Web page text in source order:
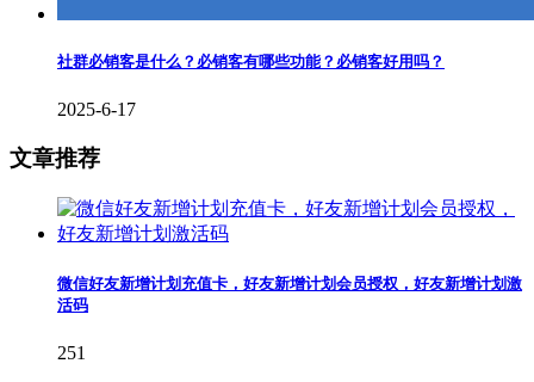
社群必销客是什么？必销客有哪些功能？必销客好用吗？
2025-6-17
文章推荐
微信好友新增计划充值卡，好友新增计划会员授权，好友新增计划激
活码
251